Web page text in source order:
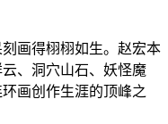
画得栩栩如生。赵宏本
、洞穴山石、妖怪魔
画创作生涯的顶峰之